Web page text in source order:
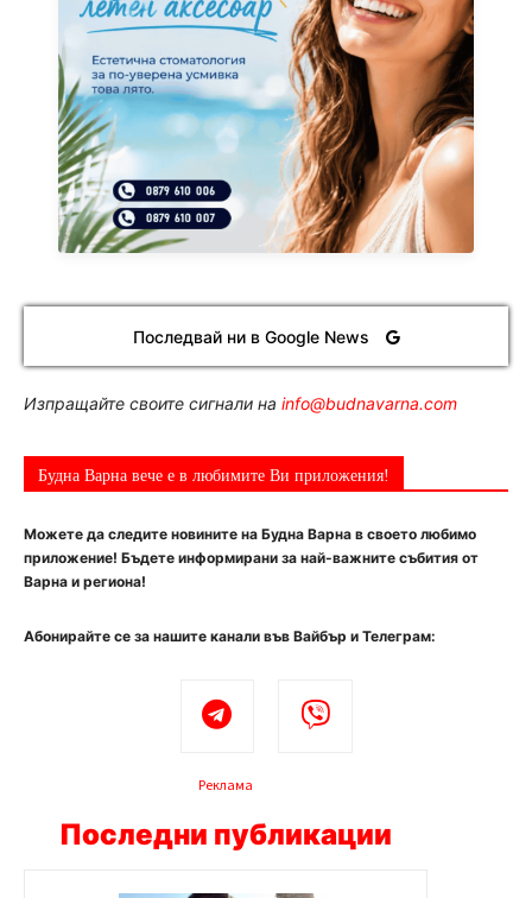
Последвай ни в Google News
Изпращайте своите сигнали на info@budnavarna.com
Будна Варна вече е в любимите Ви приложения!
Можете да следите новините на Будна Варна в своето любимо
приложение! Бъдете информирани за най-важните събития от
Варна и региона!
Абонирайте се за нашите канали във Вайбър и Телеграм:
Реклама
Последни публикации